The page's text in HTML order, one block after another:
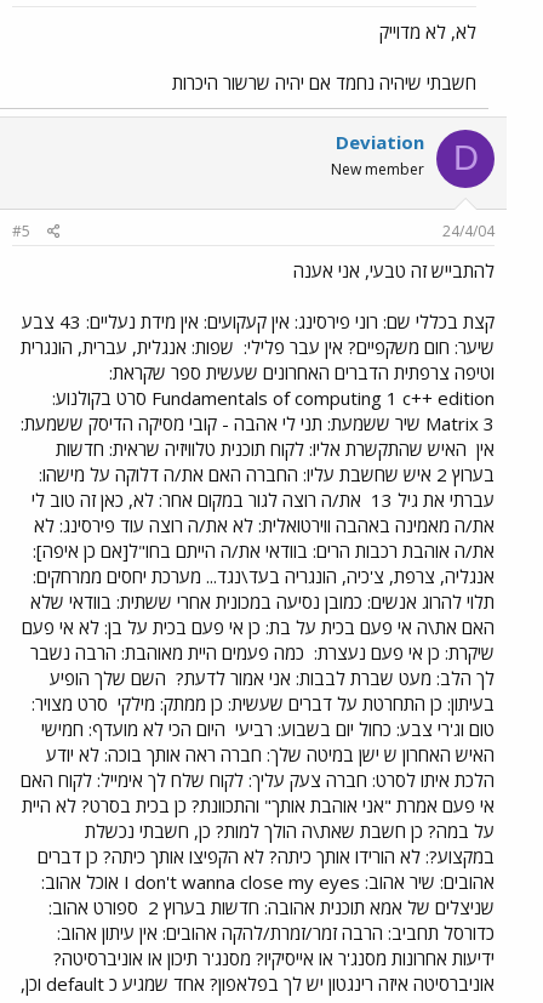
לא, לא מדוייק
חשבתי שיהיה נחמד אם יהיה שרשור היכרות
D
Deviation
New member
24/4/04
#5
להתבייש זה טבעי, אני אענה
קצת בכללי שם: רוני פירסינג: אין קעקועים: אין מידת נעליים: 43 צבע
שיער: חום משקפיים? אין עבר פלילי: שפות: אנגלית, עברית, הונגרית
וטיפה צרפתית הדברים האחרונים שעשית ספר שקראת:
Fundamentals of computing 1 c++ edition סרט בקולנוע:
Matrix 3 שיר ששמעת: תני לי אהבה - קובי מסיקה הדיסק ששמעת:
אין האיש שהתקשרת אליו: לקוח תוכנית טלוויזיה שראית: חדשות
בערוץ 2 איש שחשבת עליו: החברה האם את/ה דלוקה על מישהו:
עברתי את גיל 13
את/ה רוצה לגור במקום אחר: לא, כאן זה טוב לי
את/ה מאמינה באהבה ווירטואלית: לא את/ה רוצה עוד פירסינג: לא
את/ה אוהבת רכבות הרים: בוודאי את/ה הייתם בחו"ל[אם כן איפה]:
אנגליה, צרפת, צ'כיה, הונגריה בעד\נגד... מערכת יחסים ממרחקים:
תלוי להרוג אנשים: כמובן נסיעה במכונית אחרי ששתית: בוודאי שלא
האם את\ה אי פעם בכית על בת: כן אי פעם בכית על בן: לא אי פעם
שיקרת: כן אי פעם נעצרת: כמה פעמים היית מאוהבת: הרבה נשבר
לך הלב: מעט שברת לבבות: אני אמור לדעת? השם שלך הופיע
בעיתון: כן התחרטת על דברים שעשית: כן ממתק: מילקי סרט מצויר:
טום וג'רי צבע: כחול יום בשבוע: רביעי היום הכי לא מועדף: חמישי
האיש האחרון ש ישן במיטה שלך: חברה ראה אותך בוכה: לא יודע
הלכת איתו לסרט: חברה צעק עליך: לקוח שלח לך אימייל: לקוח האם
אי פעם אמרת "אני אוהבת אותך" והתכוונת? כן בכית בסרט? לא היית
על במה? כן חשבת שאת\ה הולך למות? כן, חשבתי נכשלת
במקצוע?: לא הורידו אותך כיתה? לא הקפיצו אותך כיתה? כן דברים
אהובים: שיר אהוב: I don't wanna close my eyes אוכל אהוב:
שניצלים של אמא תוכנית אהובה: חדשות בערוץ 2
ספורט אהוב:
כדורסל תחביב: הרבה זמר/זמרת/להקה אהובים: אין עיתון אהוב:
ידיעות אחרונות מסנג'ר או אייסיקיו? מסנג'ר תיכון או אוניברסיטה?
אוניברסיטה איזה רינגטון יש לך בפלאפון? אחד שמגיע כ default וכן,